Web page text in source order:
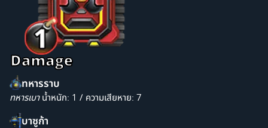
ทหารราบ
ทหารเบา น้ำหนัก: 1 / ความเสียหาย: 7
บาซูก้า